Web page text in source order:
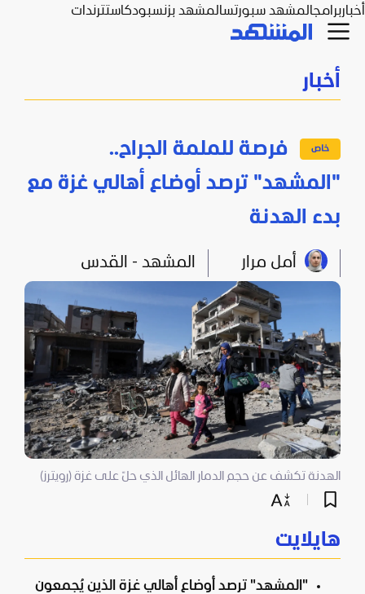
أخباربرامجالمشهد سبورتسالمشهد بزنسبودكاستترندات
أخبار
فرصة للملمة الجراح..
"المشهد" ترصد أوضاع أهالي غزة مع
بدء الهدنة
أمل مرار المشهد - القدس
الهدنة تكشف عن حجم الدمار الهائل الذي حلّ على غزة (رويترز)
هايلايت
"المشهد" ترصد أوضاع أهالي غزة الذين يُجمعون